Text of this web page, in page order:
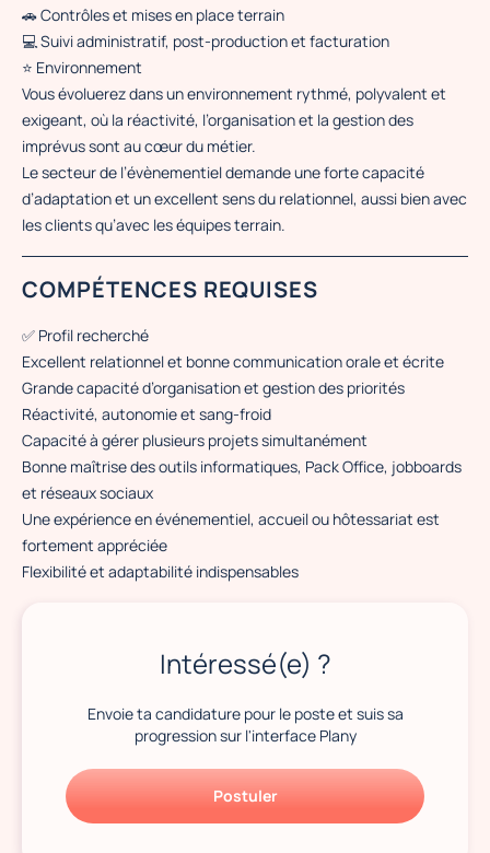
🚗 Contrôles et mises en place terrain
💻 Suivi administratif, post-production et facturation
⭐ Environnement
Vous évoluerez dans un environnement rythmé, polyvalent et
exigeant, où la réactivité, l’organisation et la gestion des
imprévus sont au cœur du métier.
Le secteur de l’évènementiel demande une forte capacité
d’adaptation et un excellent sens du relationnel, aussi bien avec
les clients qu’avec les équipes terrain.
COMPÉTENCES REQUISES
✅ Profil recherché
Excellent relationnel et bonne communication orale et écrite
Grande capacité d’organisation et gestion des priorités
Réactivité, autonomie et sang-froid
Capacité à gérer plusieurs projets simultanément
Bonne maîtrise des outils informatiques, Pack Office, jobboards
et réseaux sociaux
Une expérience en événementiel, accueil ou hôtessariat est
fortement appréciée
Flexibilité et adaptabilité indispensables
Intéressé(e) ?
Envoie ta candidature pour le poste et suis sa
progression sur l'interface Plany
Postuler